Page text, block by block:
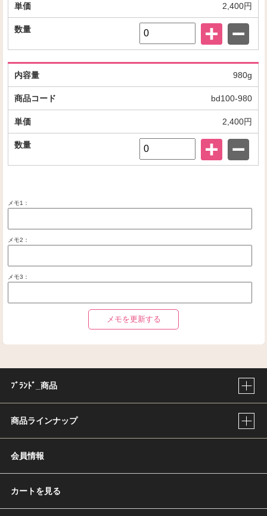
2,400円
980g
bd100-980
2,400円
メモ1：
メモ2：
メモ3：
メモを更新する
ﾌﾞﾗﾝﾄﾞ_商品
商品ラインナップ
会員情報
カートを見る